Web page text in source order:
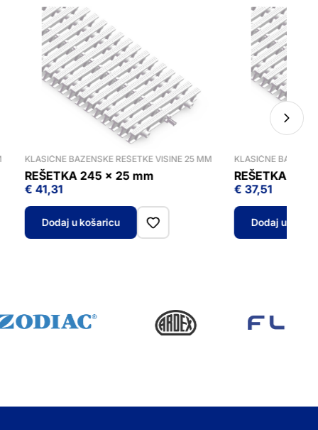
KLASIČNE BAZENSKE REŠETKE VISINE 25 MM
REŠETKA 245 x 25 mm
€ 41,31
Dodaj u košaricu
KLASIČNE
REŠETKA 195
€ 37,51
Dodaj u